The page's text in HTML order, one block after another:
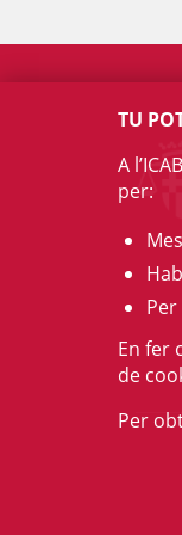
TU
A
per:
En fer
de
Per